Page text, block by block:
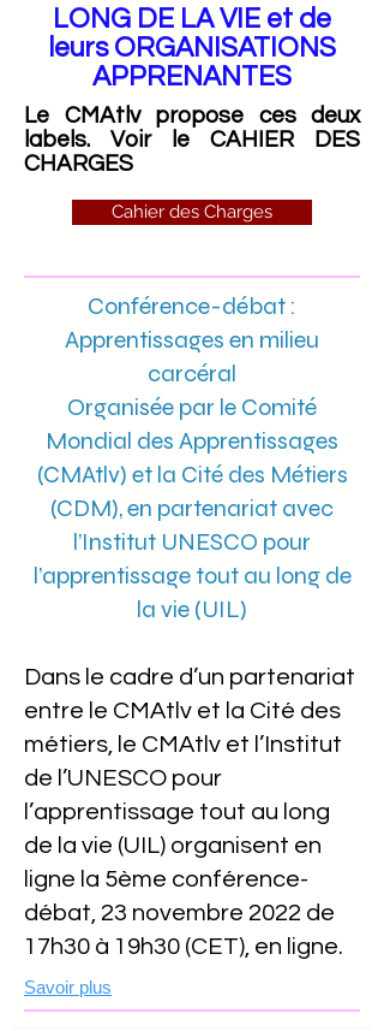
LONG DE LA VIE et de
leurs ORGANISATIONS
APPRENANTES
Le CMAtlv propose ces deux
labels. Voir le CAHIER DES
CHARGES
Cahier des Charges
Conférence-débat :
Apprentissages en milieu
carcéral
Organisée par le Comité
Mondial des Apprentissages
(CMAtlv) et la Cité des Métiers
(CDM), en partenariat avec
l’Institut UNESCO pour
l’apprentissage tout au long de
la vie (UIL)
Dans le cadre d’un partenariat
entre le CMAtlv et la Cité des
métiers, le CMAtlv et l’Institut
de l’UNESCO pour
l’apprentissage tout au long
de la vie (UIL) organisent en
ligne la 5ème conférence-
débat, 23 novembre 2022 de
17h30 à 19h30 (CET), en ligne.
Savoir plus